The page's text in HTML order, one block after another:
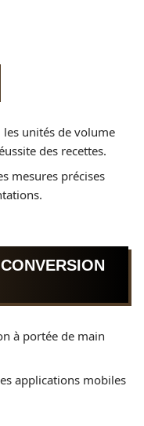
les unités de volume
des recettes.
mesures précises
à portée de main
applications mobiles